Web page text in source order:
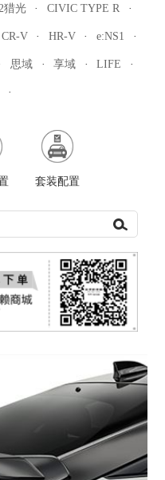
售后服务承诺书
猎光 · CIVIC TYPE R ·
CR-V · HR-V · e:NS1 ·
思域 · 享域 · LIFE ·
·
套装配置